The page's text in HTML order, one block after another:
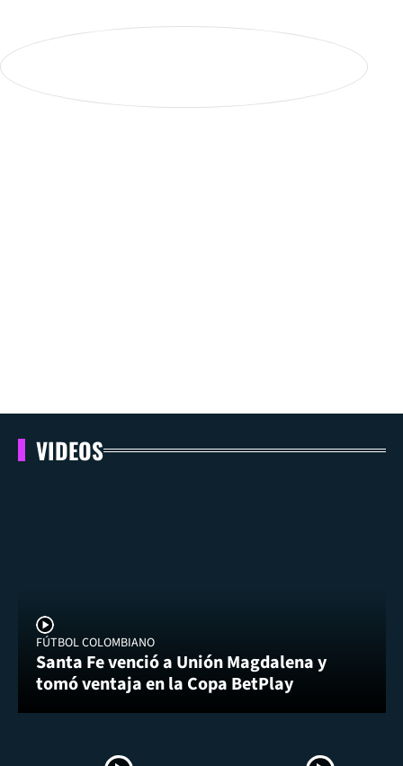
VIDEOS
FÚTBOL COLOMBIANO
Santa Fe venció a Unión Magdalena y
tomó ventaja en la Copa BetPlay